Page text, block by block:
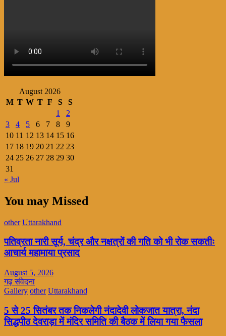
August 2026
M T W T F S
S
1
2
3
4 5 6 7 8
9
10 11 12 13 14 15 16
17 18 19 20 21 22 23
24 25 26 27 28 29 30
31
« Jul
You may Missed
other Uttarakhand
पतिव्रता नारी सूर्य, चंद्र और नक्षत्रों की गति को भी रोक सकतीः
आचार्य महामाया प्रसाद
August 5, 2026
गढ़ संवेदना
Gallery other Uttarakhand
5 से 25 सितंबर तक निकलेगी नंदादेवी लोकजात यात्रा, नंदा
सिद्धपीठ देवराड़ा में मंदिर समिति की बैठक में लिया गया फैसला